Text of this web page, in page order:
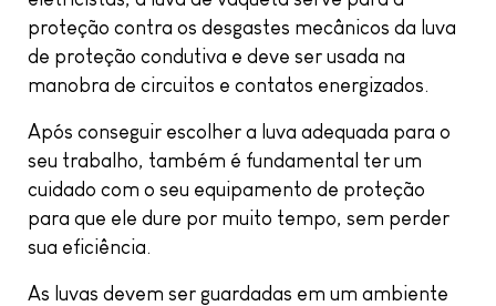
proteção contra os desgastes mecânicos da luva
de proteção condutiva e deve ser usada na
manobra de circuitos e contatos energizados.
Após conseguir escolher a luva adequada para o
seu trabalho, também é fundamental ter um
cuidado com o seu equipamento de proteção
para que ele dure por muito tempo, sem perder
sua eficiência.
As luvas devem ser guardadas em um ambiente